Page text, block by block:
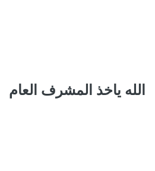
الله ياخذ المشرف العام